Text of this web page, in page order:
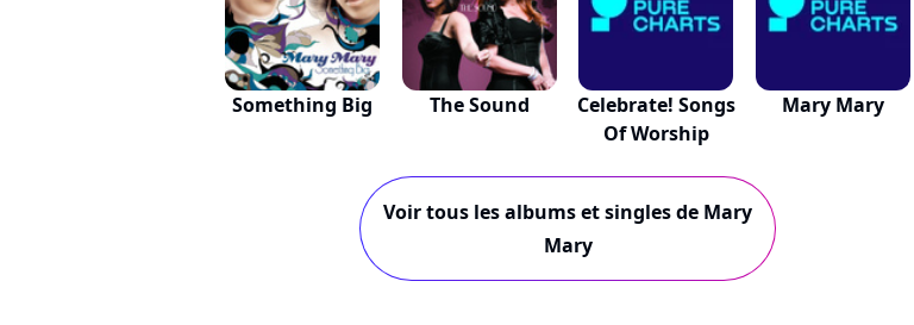
Something Big The Sound
Celebrate! Songs
Of Worship
Mary Mary
Voir tous les albums et singles de Mary
Mary